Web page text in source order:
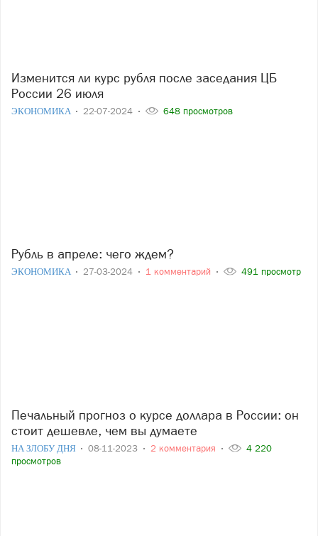
Изменится ли курс рубля после заседания ЦБ
России 26 июля
ЭКОНОМИКА 22-07-2024 648 просмотров
Рубль в апреле: чего ждем?
ЭКОНОМИКА 27-03-2024 1 комментарий 491 просмотр
Печальный прогноз о курсе доллара в России: он
стоит дешевле, чем вы думаете
НА ЗЛОБУ ДНЯ 08-11-2023 2 комментария
4 220
просмотров